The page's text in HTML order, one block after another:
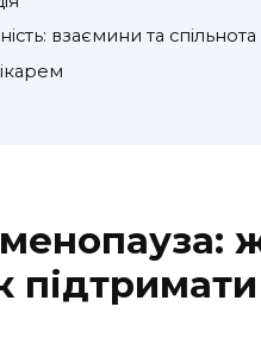
взаємини та спільнота
підтримати